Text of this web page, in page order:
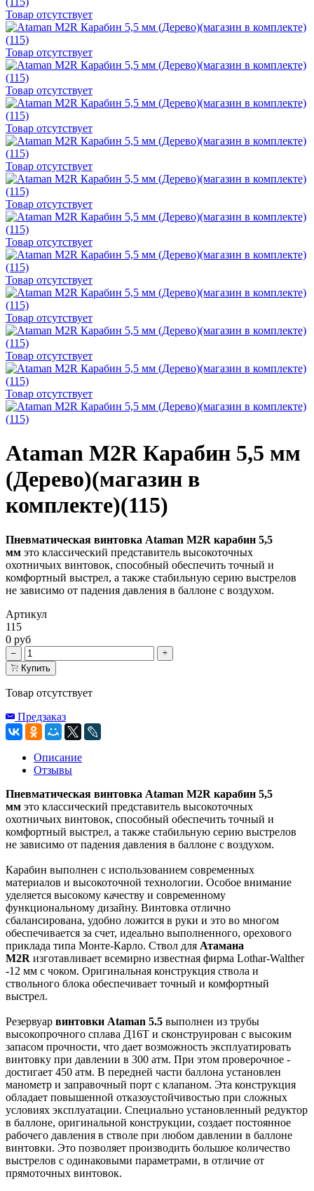
Товар отсутствует
Товар отсутствует
Товар отсутствует
Товар отсутствует
Товар отсутствует
Товар отсутствует
Товар отсутствует
Товар отсутствует
Товар отсутствует
Товар отсутствует
Товар отсутствует
Ataman M2R Карабин 5,5 мм
(Дерево)(магазин в
комплекте)(115)
Пневматическая винтовка Ataman M2R карабин 5,5
мм это классический представитель высокоточных
охотничьих винтовок, способный обеспечить точный и
комфортный выстрел, а также стабильную серию выстрелов
не зависимо от падения давления в баллоне с воздухом.
Артикул
115
0 руб
Купить
Товар отсутствует
Предзаказ
Описание
Отзывы
Пневматическая винтовка Ataman M2R карабин 5,5
мм это классический представитель высокоточных
охотничьих винтовок, способный обеспечить точный и
комфортный выстрел, а также стабильную серию выстрелов
не зависимо от падения давления в баллоне с воздухом.
Карабин выполнен с использованием современных
материалов и высокоточной технологии. Особое внимание
уделяется высокому качеству и современному
функциональному дизайну. Винтовка отлично
сбалансирована, удобно ложится в руки и это во многом
обеспечивается за счет, идеально выполненного, орехового
приклада типа Монте-Карло. Ствол для Атамана
M2R изготавливает всемирно известная фирма Lothar-Walther
-12 мм с чоком. Оригинальная конструкция ствола и
ствольного блока обеспечивает точный и комфортный
выстрел.
Резервуар винтовки Ataman 5.5 выполнен из трубы
высокопрочного сплава Д16Т и сконструирован с высоким
запасом прочности, что дает возможность эксплуатировать
винтовку при давлении в 300 атм. При этом проверочное -
достигает 450 атм. В передней части баллона установлен
манометр и заправочный порт с клапаном. Эта конструкция
обладает повышенной отказоустойчивостью при сложных
условиях эксплуатации. Специально установленный редуктор
в баллоне, оригинальной конструкции, создает постоянное
рабочего давления в стволе при любом давлении в баллоне
винтовки. Это позволяет производить большое количество
выстрелов с одинаковыми параметрами, в отличие от
прямоточных винтовок.